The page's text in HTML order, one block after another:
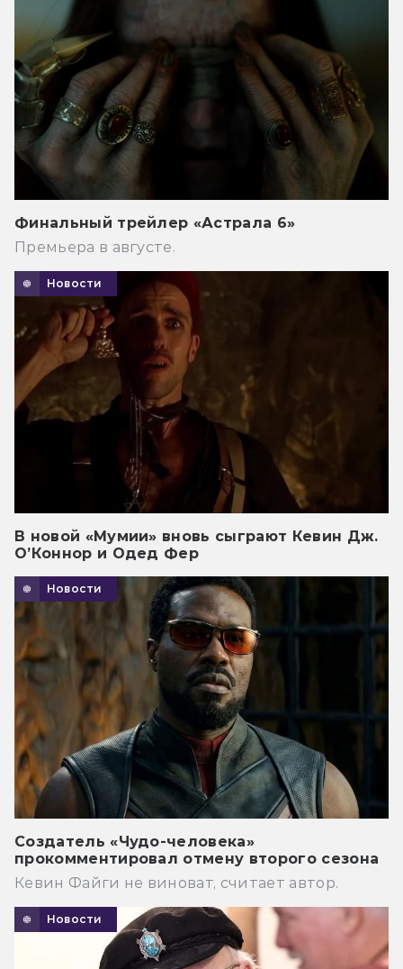
Финальный трейлер «Астрала 6»
Премьера в августе.
Новости
В новой «Мумии» вновь сыграют Кевин Дж.
О’Коннор и Одед Фер
Новости
Создатель «Чудо-человека»
прокомментировал отмену второго сезона
Кевин Файги не виноват, считает автор.
Новости